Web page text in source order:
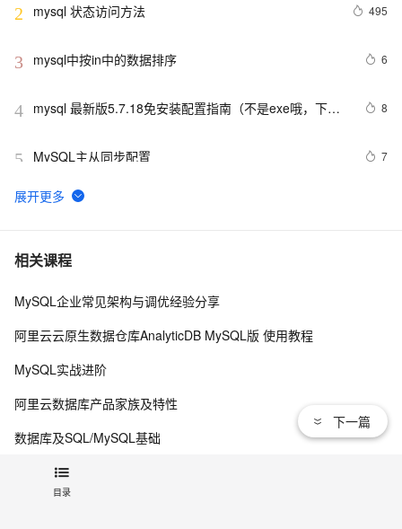
目录
2 mysql 状态访问方法 495
3 mysql中按in中的数据排序 6
4 mysql 最新版5.7.18免安装配置指南（不是exe哦，下载
8
5 MySQL主从同步配置 7
6
【阿里云新品发布·周刊】第11期：云数据库 MySQL
7 PostgreSQL\MySQL比较
8 Mysql笔记--常用命令
10mysql预处理语句
相关课程
MySQL企业常见架构与调优经验分享
阿里云云原生数据仓库AnalyticDB MySQL版 使用教程
MySQL实战进阶
阿里云数据库产品家族及特性
数据库及SQL/MySQL基础
云数据库MySQL快速入门
下一篇